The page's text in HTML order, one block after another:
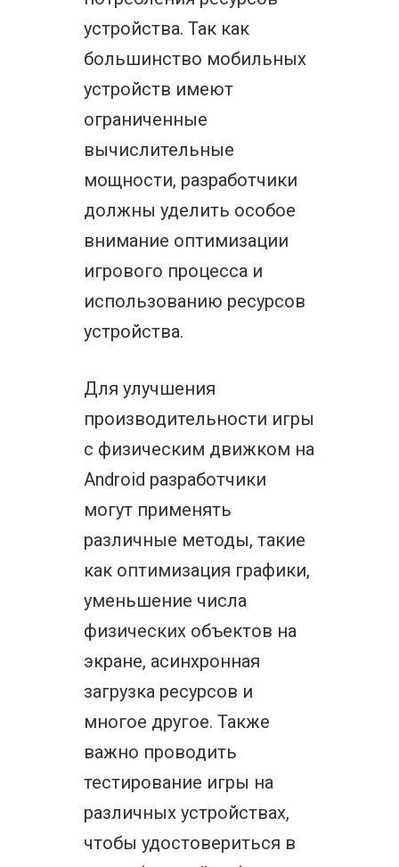
устройства. Так как
большинство мобильных
устройств имеют
ограниченные
вычислительные
мощности, разработчики
должны уделить особое
внимание оптимизации
игрового процесса и
использованию ресурсов
устройства.
Для улучшения
производительности игры
с физическим движком на
Android разработчики
могут применять
различные методы, такие
как оптимизация графики,
уменьшение числа
физических объектов на
экране, асинхронная
загрузка ресурсов и
многое другое. Также
важно проводить
тестирование игры на
различных устройствах,
чтобы удостовериться в